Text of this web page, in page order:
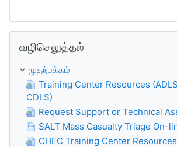
வழிசெலுத்தல்
முதற்பக்கம்
Training Center Resources
CDLS)
Request Support or Technical
SALT Mass Casualty Triage On-
CHEC Training Center Resources